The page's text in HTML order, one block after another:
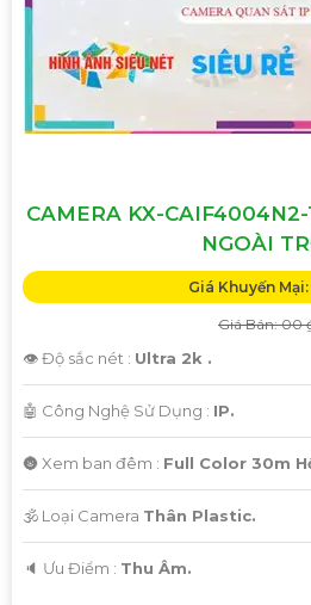
CAMERA KX-
NGOÀI
Giá Khuyến
Giá Bán: 00
👁 Độ sắc nét : Ultra 2k .
🤖️ Công Nghệ Sử Dụng : IP.
🌚 Xem ban đêm : Full Color 30m
🕉️ Loại Camera Thân Plastic.
️🔈 Ưu Điểm : Thu Âm.